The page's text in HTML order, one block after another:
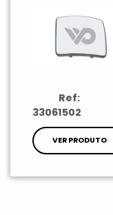
Ref:
33061502
VER PRODUTO